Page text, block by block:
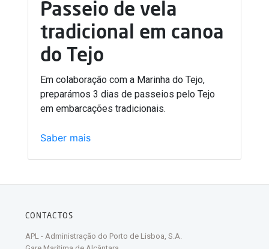
Passeio de vela
tradicional em canoa
do Tejo
Em colaboração com a Marinha do Tejo,
preparámos 3 dias de passeios pelo Tejo
em embarcações tradicionais.
Saber mais
CONTACTOS
APL - Administração do Porto de Lisboa, S.A.